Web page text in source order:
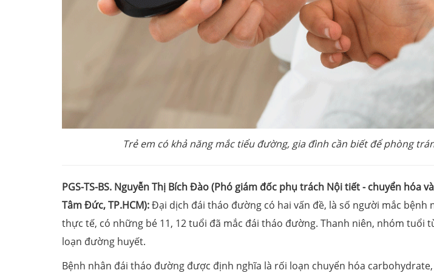
Trẻ em có khả năng mắc tiểu đường, gia đình cần biết để phòng
PGS-TS-BS. Nguyễn Thị Bích Đào (Phó giám đốc phụ trách Nội tiết - chuyển hóa
Tâm Đức, TP.HCM):Đại dịch đái tháo đường có hai vấn đề, là số người mắc bệnh
thực tế, có những bé 11, 12 tuổi đã mắc đái tháo đường. Thanh niên, nhóm tuổi
loạn đường huyết.
Bệnh nhân đái tháo đường được định nghĩa là rối loạn chuyển hóa